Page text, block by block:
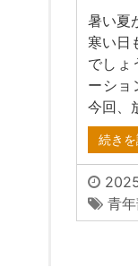
暑い夏
寒い日
でしょ
ーシ
今回、
続き
青